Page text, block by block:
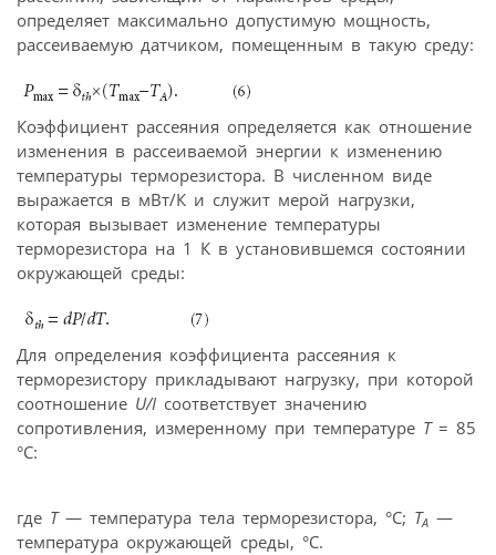
определяет максимально допустимую мощность,
рассеиваемую датчиком, помещенным в такую среду:
Коэффициент рассеяния определяется как отношение
изменения в рассеиваемой энергии к изменению
температуры терморезистора. В численном виде
выражается в мВт/К и служит мерой нагрузки,
которая вызывает изменение температуры
терморезистора на 1 К в установившемся состоянии
окружающей среды:
Для определения коэффициента рассеяния к
терморезистору прикладывают нагрузку, при которой
соотношение U/I соответствует значению
сопротивления, измеренному при температуре Т= 85
°С:
где Т— температура тела терморезистора, °С; ТА —
температура окружающей среды, °С.